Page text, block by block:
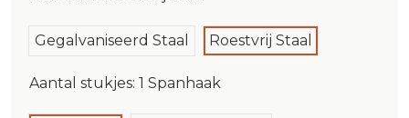
Gegalvaniseerd Staal Roestvrij Staal
Aantal stukjes: 1 Spanhaak